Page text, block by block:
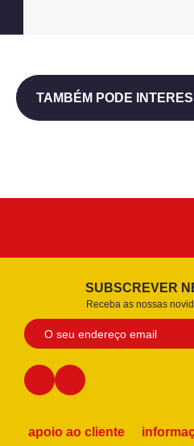
TAMBÉM PODE
SUBSCREVER
Receba as nossas
apoio ao cliente